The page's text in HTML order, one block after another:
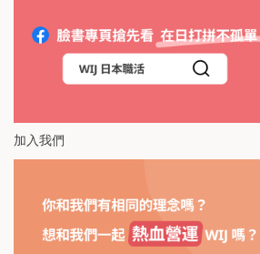
加入我們